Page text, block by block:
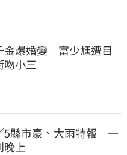
金爆婚變　富少尪遭目
吻小三
5縣市豪、大雨特報 一
晚上